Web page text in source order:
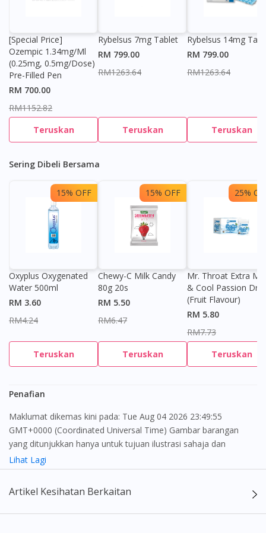
Visit DoctorOnCall Singapore
You seem to be shopping from Singapore
[Special Price]
Ozempic 1.34mg/ml
(0.25mg, 0.5mg/dose)
Pre-Filled Pen
RM 700.00
RM1152.82
Teruskan
Rybelsus 7mg Tablet
RM 799.00
RM1263.64
Teruskan
Rybelsus 14mg
RM 799.00
RM1263.64
Teruskan
Sering Dibeli Bersama
15% OFF
Oxyplus Oxygenated
Water 500ml
RM 3.60
RM4.24
Teruskan
15% OFF
Chewy-C Milk Candy
80g 20s
RM 5.50
RM6.47
Teruskan
25%
Mr. Throat Extra
& Cool Passion
(Fruit Flavour)
RM 5.80
RM7.73
Teruskan
Penafian
Maklumat dikemas kini pada: Tue Aug 04 2026 23:49:55
GMT+0000 (Coordinated Universal Time) Gambar barangan
yang ditunjukkan hanya untuk tujuan ilustrasi sahaja dan
mungkin tidak seperti produk yang sebenar
maklumat sahaja, bagi kegunaan para pengamal perubatan dan
bukan bertujuan sebagai rujukan kepada pengguna untuk
Lihat Lagi
Artikel Kesihatan Berkaitan